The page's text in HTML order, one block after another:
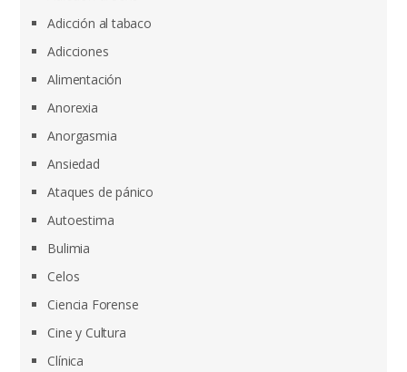
Adicción al tabaco
Adicciones
Alimentación
Anorexia
Anorgasmia
Ansiedad
Ataques de pánico
Autoestima
Bulimia
Celos
Ciencia Forense
Cine y Cultura
Clínica